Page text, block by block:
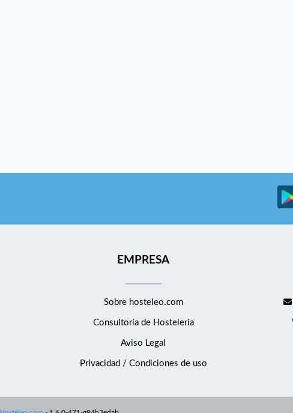
EMPRESA
Sobre hosteleo.com
Consultoría de Hostelería
Aviso Legal
Privacidad / Condiciones de uso